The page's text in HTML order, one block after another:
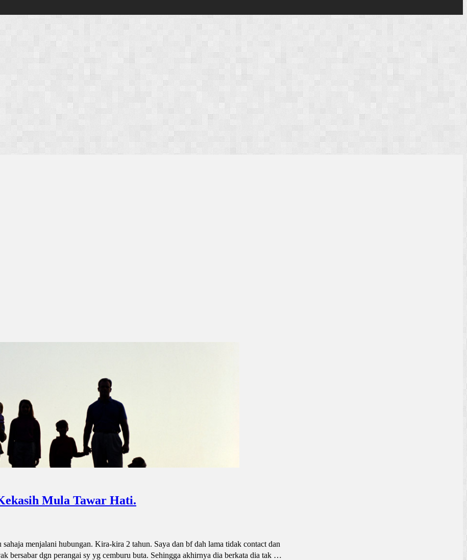
Mula Tawar Hati.
menjalani hubungan. Kira-kira 2 tahun. Saya dan bf dah lama tidak contact dan
bersabar dgn perangai sy yg cemburu buta. Sehingga akhirnya dia berkata dia tak …